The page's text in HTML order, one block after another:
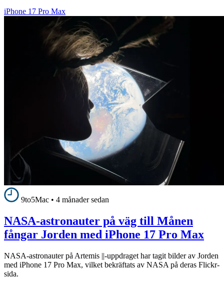
iPhone 17 Pro Max
9to5Mac • 4 månader sedan
NASA-astronauter på väg till Månen
fångar Jorden med iPhone 17 Pro Max
NASA-astronauter på Artemis ||-uppdraget har tagit bilder av Jorden
med iPhone 17 Pro Max, vilket bekräftats av NASA på deras Flickr-
sida.